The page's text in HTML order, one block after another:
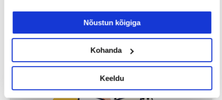
Nõustun kõigiga
Kohanda
Keeldu
Loe lisaks
Uuringud